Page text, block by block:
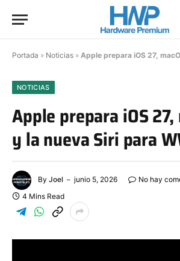
Portada » Noticias » Apple prepara iOS 27, macOS 27 y la
NOTICIAS
Apple prepara iOS 27,
y la nueva Siri para
By Joel junio 5, 2026
No hay
4 Mins Read